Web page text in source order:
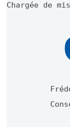
Chargée de